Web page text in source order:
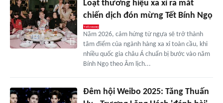
Loạt thương hiệu xa xỉ ra mắt
chiến dịch đón mừng Tết Bính Ngọ
Năm 2026, cảm hứng từ ngựa sẽ trở thành
tâm điểm của ngành hàng xa xỉ toàn cầu, khi
nhiều quốc gia châu Á chuẩn bị bước vào năm
Bính Ngọ theo Âm lịch...
Đêm hội Weibo 2025: Tăng Thuấn